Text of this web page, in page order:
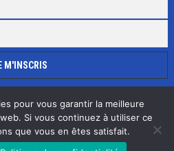
réservés, RéalisationAdamaco
pour vous garantir la meilleure
Si vous continuez à utiliser ce
que vous en êtes satisfait.